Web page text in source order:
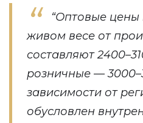
“Оптовые
живом весе от
составляют
розничные —
зависимости от
обусловлен